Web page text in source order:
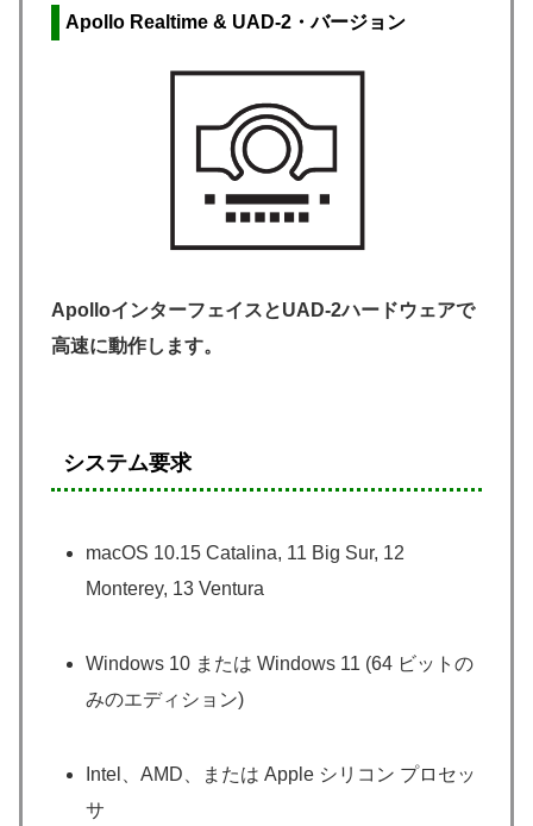
Apollo Realtime & UAD-2 ・バージョン
ApolloインターフェイスとUAD-2ハードウェアで
高速に動作します。
システム要求
macOS 10.15 Catalina, 11 Big Sur, 12
Monterey, 13 Ventura
Windows 10 または Windows 11 (64 ビットの
みのエディション)
Intel、AMD、または Apple シリコン プロセッ
サ